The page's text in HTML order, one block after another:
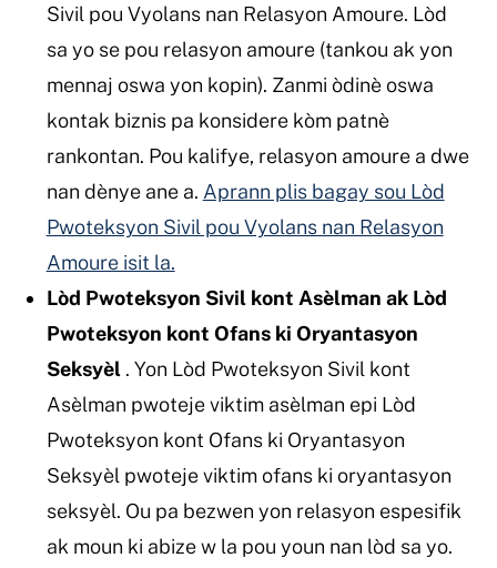
Sivil pou Vyolans nan Relasyon Amoure. Lòd
sa yo se pou relasyon amoure (tankou ak yon
mennaj oswa yon kopin). Zanmi òdinè oswa
kontak biznis pa konsidere kòm patnè
rankontan. Pou kalifye, relasyon amoure a dwe
nan dènye ane a. Aprann plis bagay sou Lòd
Pwoteksyon Sivil pou Vyolans nan Relasyon
Amoure isit la.
Lòd Pwoteksyon Sivil kont Asèlman ak Lòd
Pwoteksyon kont Ofans ki Oryantasyon
Seksyèl. Yon Lòd Pwoteksyon Sivil kont
Asèlman pwoteje viktim asèlman epi Lòd
Pwoteksyon kont Ofans ki Oryantasyon
Seksyèl pwoteje viktim ofans ki oryantasyon
seksyèl. Ou pa bezwen yon relasyon espesifik
ak moun ki abize w la pou youn nan lòd sa yo.